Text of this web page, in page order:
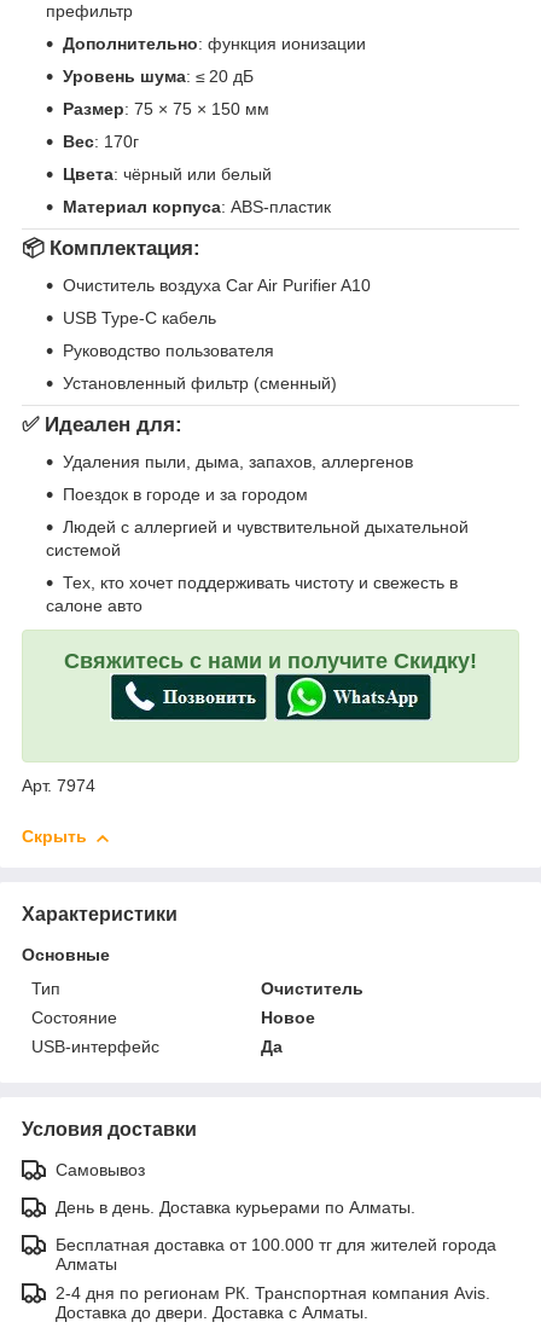
префильтр
Дополнительно: функция ионизации
Уровень шума: ≤ 20 дБ
Размер: 75 × 75 × 150 мм
Вес: 170г
Цвета: чёрный или белый
Материал корпуса: ABS-пластик
📦 Комплектация:
Очиститель воздуха Car Air Purifier A10
USB Type‑C кабель
Руководство пользователя
Установленный фильтр (сменный)
✅ Идеален для:
Удаления пыли, дыма, запахов, аллергенов
Поездок в городе и за городом
Людей с аллергией и чувствительной дыхательной
системой
Тех, кто хочет поддерживать чистоту и свежесть в
салоне авто
Свяжитесь с нами и получите Скидку!
Арт. 7974
Скрыть
Характеристики
Основные
Тип
Очиститель
Состояние
Новое
USB-интерфейс
Да
Условия доставки
Самовывоз
День в день. Доставка курьерами по Алматы.
Бесплатная доставка от 100.000 тг для жителей города
Алматы
2-4 дня по регионам РК. Транспортная компания Avis.
Доставка до двери. Доставка с Алматы.